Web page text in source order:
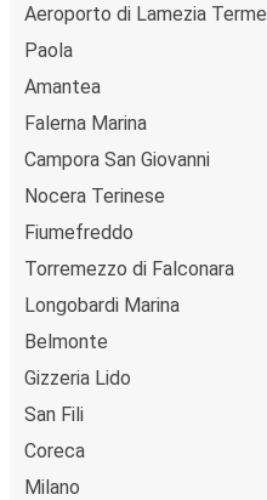
Aeroporto di Lamezia Terme
Paola
Amantea
Falerna Marina
Campora San Giovanni
Nocera Terinese
Fiumefreddo
Torremezzo di Falconara
Longobardi Marina
Belmonte
Gizzeria Lido
San Fili
Coreca
Milano